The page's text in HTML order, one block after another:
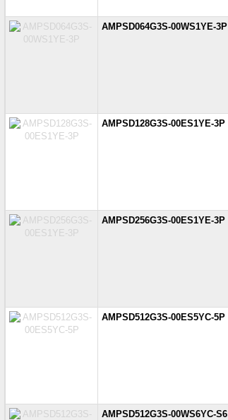
AMPSD064G3S-00WS1YE-3P
AMPSD128G3S-00ES1YE-3P
AMPSD256G3S-00ES1YE-3P
AMPSD512G3S-00ES5YC-5P
AMPSD512G3S-00WS6YC-S6